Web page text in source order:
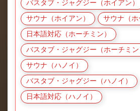
バスタブ・ジャグジー（ホイアン）
サウナ（ホイアン） サウナ（ホ
日本語対応（ホーチミン）
バスタブ・ジャグジー（ホーチミン
サウナ（ハノイ）
バスタブ・ジャグジー（ハノイ）
日本語対応（ハノイ）